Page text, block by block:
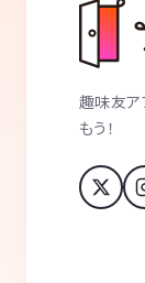
趣味友ア
もう！